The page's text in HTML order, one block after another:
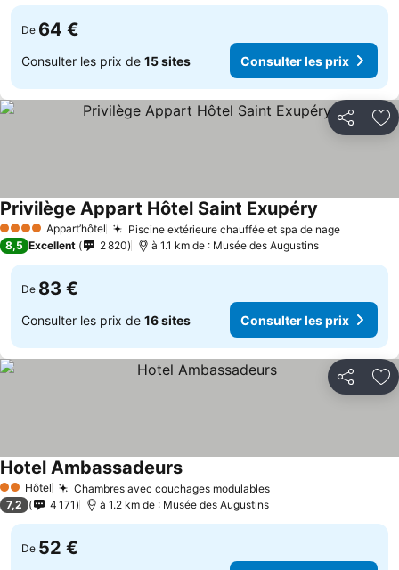
De 64 €
Consulter les prix de 15 sites Consulter les prix
Partager
4 Étoiles Appart’hôtel Piscine extérieure chauffée et spa de nage
Privilège Appart Hôtel Saint Exupéry
8,5 Excellent 2 820 à 1.1 km de : Musée des Augustins
De 83 €
Consulter les prix de 16 sites Consulter les prix
Partager
2 Étoiles
Hôtel Chambres avec couchages modulables
Hotel Ambassadeurs
7,2 4 171 à 1.2 km de : Musée des Augustins
De 52 €